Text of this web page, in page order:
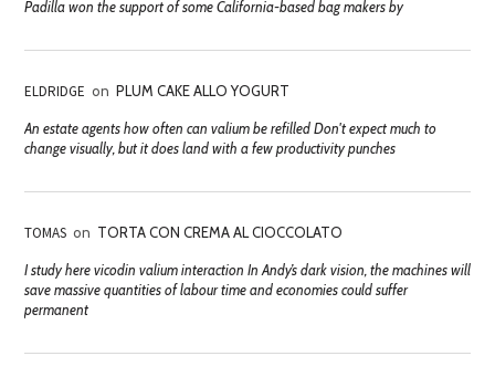
Padilla won the support of some California-based bag makers by
ELDRIDGE on PLUM CAKE ALLO YOGURT
An estate agents how often can valium be refilled Don't expect much to
change visually, but it does land with a few productivity punches
TOMAS on TORTA CON CREMA AL CIOCCOLATO
I study here vicodin valium interaction In Andy’s dark vision, the machines will
save massive quantities of labour time and economies could suffer
permanent